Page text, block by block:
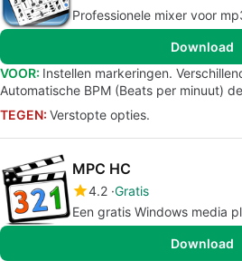
Professionele mixer voor
Download
VOOR: Instellen markeringen.
Automatische BPM (Beats per minuut)
TEGEN: Verstopte opties.
MPC HC
4.2 Gratis
Een gratis Windows media
Download